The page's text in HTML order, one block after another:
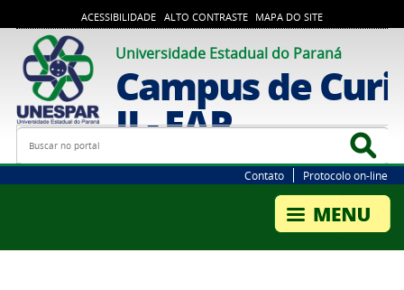
ACESSIBILIDADE ALTO CONTRASTE MAPA DO SITE
Universidade Estadual do Paraná
Campus de
II - FAP
Busca
Contato Protocolo on-line